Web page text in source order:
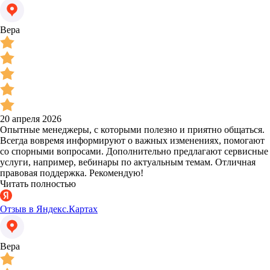
Вера
20 апреля 2026
Опытные менеджеры, с которыми полезно и приятно общаться.
Всегда вовремя информируют о важных изменениях, помогают
со спорными вопросами. Дополнительно предлагают сервисные
услуги, например, вебинары по актуальным темам. Отличная
правовая поддержка. Рекомендую!
Читать полностью
Отзыв в Яндекс.Картах
Вера